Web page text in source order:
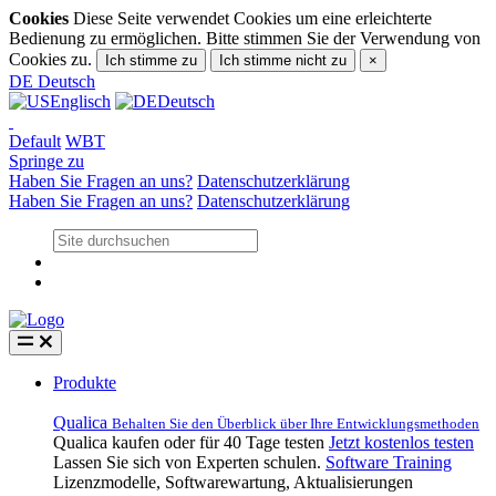
Cookies Diese Seite verwendet Cookies um eine erleichterte
Bedienung zu ermöglichen. Bitte stimmen Sie der Verwendung von
Cookies zu.
Ich stimme zu Ich stimme nicht zu ×
DE Deutsch
Englisch
Deutsch
Default WBT
Springe zu
Haben Sie Fragen an uns? Datenschutzerklärung
Haben Sie Fragen an uns? Datenschutzerklärung
Produkte
Qualica Behalten Sie den Überblick über Ihre Entwicklungsmethoden
Qualica kaufen oder für 40 Tage testen Jetzt kostenlos testen
Lassen Sie sich von Experten schulen. Software Training
Lizenzmodelle, Softwarewartung, Aktualisierungen